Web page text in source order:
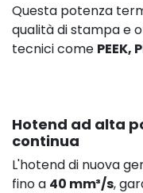
Questa potenza
qualità di stampa e
tecnici come PEEK,
Hotend ad alta
continua
L'hotend di nuova
fino a 40 mm³/s,